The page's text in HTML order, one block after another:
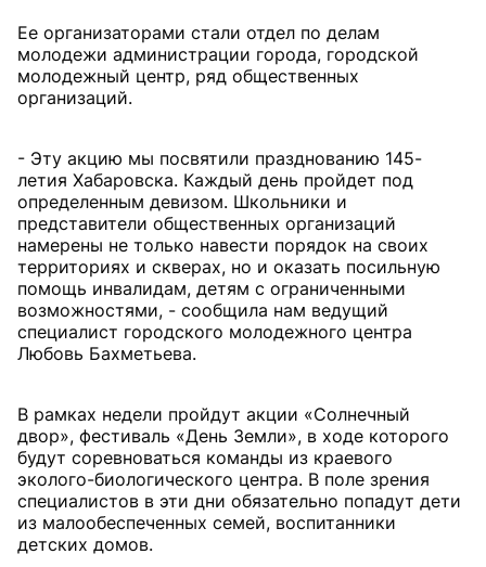
Ее организаторами стали отдел по делам
молодежи администрации города, городской
молодежный центр, ряд общественных
организаций.
- Эту акцию мы посвятили празднованию 145-
летия Хабаровска. Каждый день пройдет под
определенным девизом. Школьники и
представители общественных организаций
намерены не только навести порядок на своих
территориях и скверах, но и оказать посильную
помощь инвалидам, детям с ограниченными
возможностями, - сообщила нам ведущий
специалист городского молодежного центра
Любовь Бахметьева.
В рамках недели пройдут акции «Солнечный
двор», фестиваль «День Земли», в ходе которого
будут соревноваться команды из краевого
эколого-биологического центра. В поле зрения
специалистов в эти дни обязательно попадут дети
из малообеспеченных семей, воспитанники
детских домов.